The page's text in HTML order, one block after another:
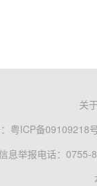
关
粤ICP备09109218
息举报电话：0755-